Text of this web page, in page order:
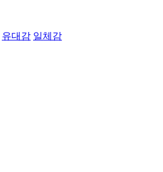
유대감 일체감